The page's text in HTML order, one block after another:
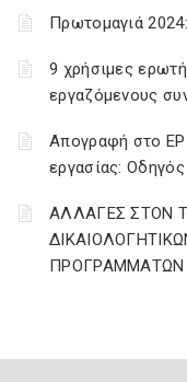
Πρωτομαγιά
9 χρήσιμες
εργαζόμενους
Απογραφή στο
εργασίας:
ΑΛΛΑΓΕΣ ΣΤΟΝ
ΠΡΟΓΡΑΜΜΑΤΩΝ